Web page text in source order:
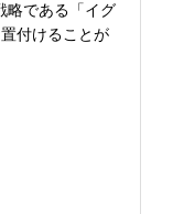
略である「イグ
付けることが